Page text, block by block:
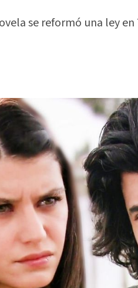
se reformó una ley